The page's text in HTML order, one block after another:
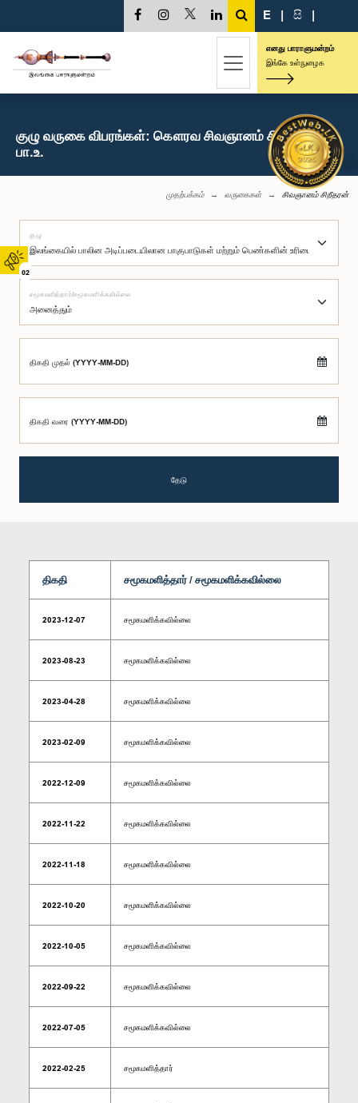
02
E | සි |
எனது பாராளுமன்றம்
இங்கே உள்நுழைக
குழு வருகை விபரங்கள்: கௌரவ சிவஞானம் சிறீதரன்,
பா.உ.
முதற்பக்கம் வருகைகள் சிவஞானம் சிறீதரன்
குழு
சமூகமளித்தார்/சமூகமளிக்கவில்லை
திகதி முதல் (YYYY-MM-DD)
திகதி வரை (YYYY-MM-DD)
தேடு
திகதி சமூகமளித்தார் / சமூகமளிக்கவில்லை
2023-12-07 சமூகமளிக்கவில்லை
2023-08-23 சமூகமளிக்கவில்லை
2023-04-28 சமூகமளிக்கவில்லை
2023-02-09 சமூகமளிக்கவில்லை
2022-12-09 சமூகமளிக்கவில்லை
2022-11-22 சமூகமளிக்கவில்லை
2022-11-18 சமூகமளிக்கவில்லை
2022-10-20 சமூகமளிக்கவில்லை
2022-10-05 சமூகமளிக்கவில்லை
2022-09-22 சமூகமளிக்கவில்லை
2022-07-05 சமூகமளிக்கவில்லை
2022-02-25 சமூகமளித்தார்